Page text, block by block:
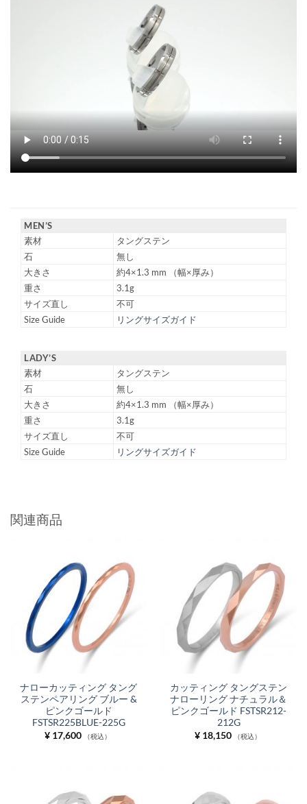
MEN’S
素材
タングステン
石
無し
大きさ
約4×1.3 mm （幅×厚み）
重さ
3.1g
サイズ直し
不可
Size Guide
リングサイズガイド
LADY’S
素材
タングステン
石
無し
大きさ
約4×1.3 mm （幅×厚み）
重さ
3.1g
サイズ直し
不可
Size Guide
リングサイズガイド
関連商品
ナローカッティング タング
ステンペアリング ブルー &
ピンクゴールド
FSTSR225BLUE-225G
¥17,600 （税込）
カッティング タングステン
ナローリング ナチュラル＆
ピンクゴールド FSTSR212-
212G
¥18,150 （税込）